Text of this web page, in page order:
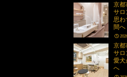
京都
サロ
思わ
間へ
京都
サロ
愛犬
へ